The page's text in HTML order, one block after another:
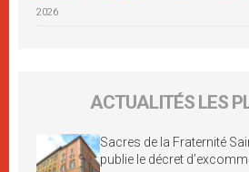
2026
ACTUALITÉS LES
Sacres de la Fraternité
publie le décret